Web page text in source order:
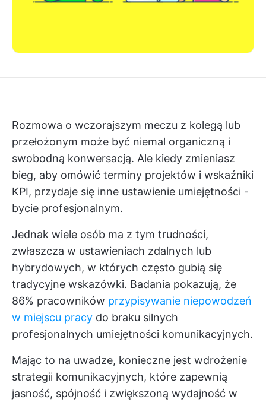
Rozmowa o wczorajszym meczu z kolegą lub
przełożonym może być niemal organiczną i
swobodną konwersacją. Ale kiedy zmieniasz
bieg, aby omówić terminy projektów i wskaźniki
KPI, przydaje się inne ustawienie umiejętności -
bycie profesjonalnym.
Jednak wiele osób ma z tym trudności,
zwłaszcza w ustawieniach zdalnych lub
hybrydowych, w których często gubią się
tradycyjne wskazówki. Badania pokazują, że
86% pracowników przypisywanie niepowodzeń
w miejscu pracy do braku silnych
profesjonalnych umiejętności komunikacyjnych.
Mając to na uwadze, konieczne jest wdrożenie
strategii komunikacyjnych, które zapewnią
jasność, spójność i zwiększoną wydajność w